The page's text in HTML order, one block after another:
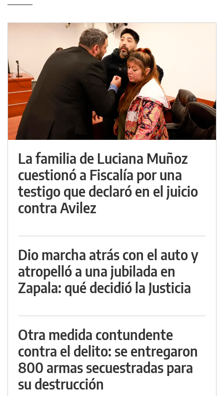
La familia de Luciana Muñoz
cuestionó a Fiscalía por una
testigo que declaró en el juicio
contra Avilez
Dio marcha atrás con el auto y
atropelló a una jubilada en
Zapala: qué decidió la Justicia
Otra medida contundente
contra el delito: se entregaron
800 armas secuestradas para
su destrucción